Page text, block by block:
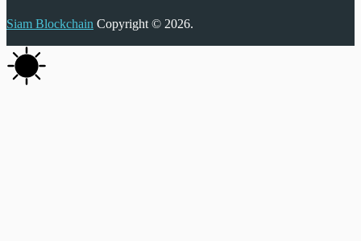
Siam Blockchain Copyright © 2026.